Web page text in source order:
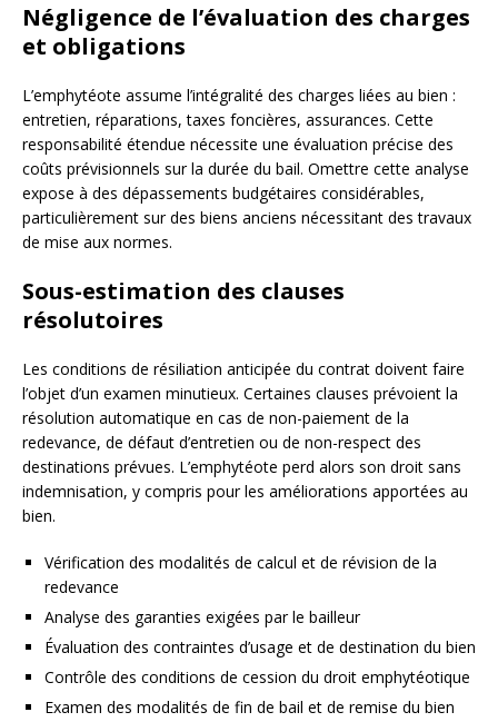
Négligence de l’évaluation des charges
et obligations
L’emphytéote assume l’intégralité des charges liées au bien :
entretien, réparations, taxes foncières, assurances. Cette
responsabilité étendue nécessite une évaluation précise des
coûts prévisionnels sur la durée du bail. Omettre cette analyse
expose à des dépassements budgétaires considérables,
particulièrement sur des biens anciens nécessitant des travaux
de mise aux normes.
Sous-estimation des clauses
résolutoires
Les conditions de résiliation anticipée du contrat doivent faire
l’objet d’un examen minutieux. Certaines clauses prévoient la
résolution automatique en cas de non-paiement de la
redevance, de défaut d’entretien ou de non-respect des
destinations prévues. L’emphytéote perd alors son droit sans
indemnisation, y compris pour les améliorations apportées au
bien.
Vérification des modalités de calcul et de révision de la
redevance
Analyse des garanties exigées par le bailleur
Évaluation des contraintes d’usage et de destination du bien
Contrôle des conditions de cession du droit emphytéotique
Examen des modalités de fin de bail et de remise du bien